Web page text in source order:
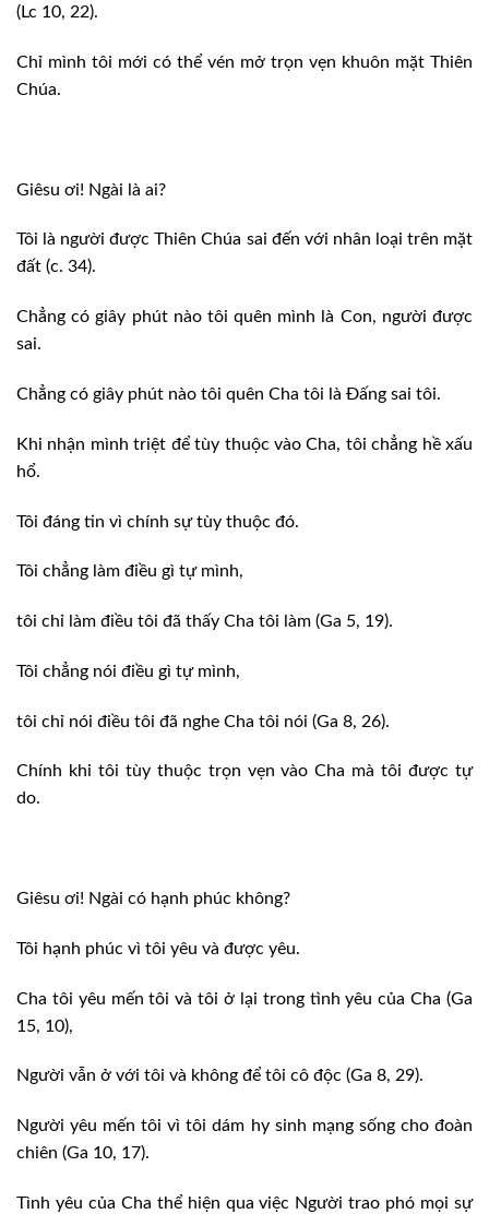
(Lc 10, 22).
Chỉ mình tôi mới có thể vén mở trọn vẹn khuôn mặt Thiên
Chúa.
Giêsu ơi! Ngài là ai?
Tôi là người được Thiên Chúa sai đến với nhân loại trên mặt
đất (c. 34).
Chẳng có giây phút nào tôi quên mình là Con, người được
sai.
Chẳng có giây phút nào tôi quên Cha tôi là Đấng sai tôi.
Khi nhận mình triệt để tùy thuộc vào Cha, tôi chẳng hề xấu
hổ.
Tôi đáng tin vì chính sự tùy thuộc đó.
Tôi chẳng làm điều gì tự mình,
tôi chỉ làm điều tôi đã thấy Cha tôi làm (Ga 5, 19).
Tôi chẳng nói điều gì tự mình,
tôi chỉ nói điều tôi đã nghe Cha tôi nói (Ga 8, 26).
Chính khi tôi tùy thuộc trọn vẹn vào Cha mà tôi được tự
do.
Giêsu ơi! Ngài có hạnh phúc không?
Tôi hạnh phúc vì tôi yêu và được yêu.
Cha tôi yêu mến tôi và tôi ở lại trong tình yêu của Cha (Ga
15, 10),
Người vẫn ở với tôi và không để tôi cô độc (Ga 8, 29).
Người yêu mến tôi vì tôi dám hy sinh mạng sống cho đoàn
chiên (Ga 10, 17).
Tình yêu của Cha thể hiện qua việc Người trao phó mọi sự